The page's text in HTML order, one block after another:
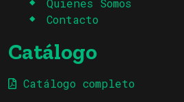
Quienes Somos
Contacto
Catálogo
Catálogo completo